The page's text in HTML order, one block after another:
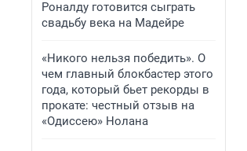
Роналду готовится сыграть
свадьбу века на Мадейре
«Никого нельзя победить». О
чем главный блокбастер этого
года, который бьет рекорды в
прокате: честный отзыв на
«Одиссею» Нолана